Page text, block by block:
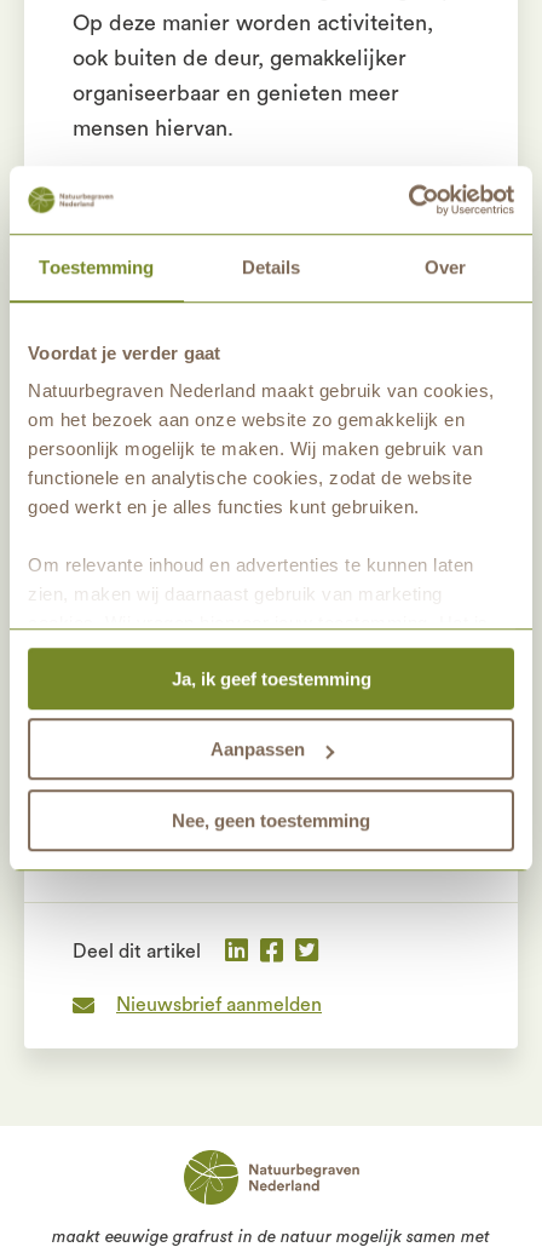
Toestemming Details Over
Voordat je verder gaat
Natuurbegraven Nederland maakt gebruik van cookies,
om het bezoek aan onze website zo gemakkelijk en
persoonlijk mogelijk te maken. Wij maken gebruik van
functionele en analytische cookies, zodat de website
goed werkt en je alles functies kunt gebruiken.
Om relevante inhoud en advertenties te kunnen laten
zien, maken wij daarnaast gebruik van marketing
altijd mogelijk om je toestemming te veranderen. Alle
marketingprestaties worden geanalyseerd, zodat we
onze gasten nog beter kunnen helpen. Wil je meer weten
over het gebruik van cookies? Bekijk dan de andere
Ja, ik geef toestemming
Aanpassen
Nee, geen toestemming
Op deze manier worden activiteiten,
ook buiten de deur, gemakkelijker
organiseerbaar en genieten meer
mensen hiervan.
We willen u bedanken voor de fooi
namens Team Schoorsveld en Fonds
Levenslust.
Deel dit artikel
Nieuwsbrief aanmelden
maakt eeuwige grafrust in de natuur mogelijk samen met